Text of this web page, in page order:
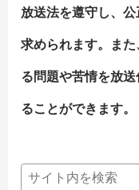
放送法を遵守し、
求められます。ま
る問題や苦情を放
ることができます。